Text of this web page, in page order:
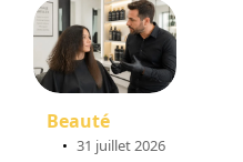
Beauté
31 juillet 2026